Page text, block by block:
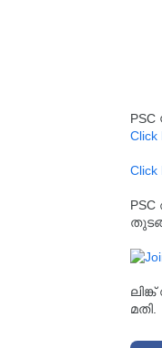
Click
Click
മതി.